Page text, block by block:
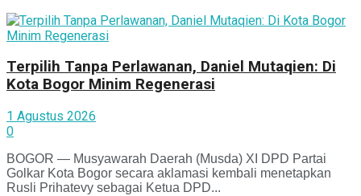
Terpilih Tanpa Perlawanan, Daniel Mutaqien: Di
Kota Bogor Minim Regenerasi
1 Agustus 2026
0
BOGOR — Musyawarah Daerah (Musda) XI DPD Partai
Golkar Kota Bogor secara aklamasi kembali menetapkan
Rusli Prihatevy sebagai Ketua DPD...